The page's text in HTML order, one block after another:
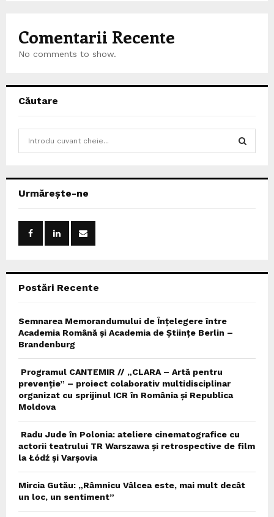
Comentarii Recente
No comments to show.
Căutare
h
Urmărește-ne
Postări Recente
Semnarea Memorandumului de Înțelegere între
Academia Română și Academia de Științe Berlin –
Brandenburg
Programul CANTEMIR // „CLARA – Artă pentru
prevenție” – proiect colaborativ multidisciplinar
organizat cu sprijinul ICR în România și Republica
Moldova
Radu Jude în Polonia: ateliere cinematografice cu
actorii teatrului TR Warszawa și retrospective de film
la Łódź și Varșovia
Mircia Gutău: „Râmnicu Vâlcea este, mai mult decât
un loc, un sentiment”